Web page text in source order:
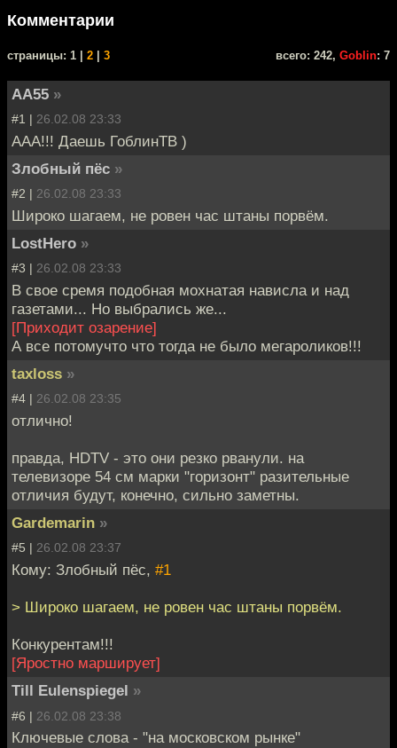
Комментарии
cтраницы: 1 | 2 3 всего: 242, Goblin: 7
AA55 »
#1 | 26.02.08 23:33
ААА!!! Даешь ГоблинТВ )
Злобный пёс »
#2 | 26.02.08 23:33
Широко шагаем, не ровен час штаны порвём.
LostHero »
#3 | 26.02.08 23:33
В свое сремя подобная мохнатая нависла и над
газетами... Но выбрались же...
[Приходит озарение]
А все потомучто что тогда не было мегароликов!!!
taxloss »
#4 | 26.02.08 23:35
отлично!
правда, HDTV - это они резко рванули. на
телевизоре 54 см марки "горизонт" разительные
отличия будут, конечно, сильно заметны.
Gardemarin »
#5 | 26.02.08 23:37
Кому: Злобный пёс, #1
> Широко шагаем, не ровен час штаны порвём.
Конкурентам!!!
[Яростно марширует]
Till Eulenspiegel »
#6 | 26.02.08 23:38
Ключевые слова - "на московском рынке"